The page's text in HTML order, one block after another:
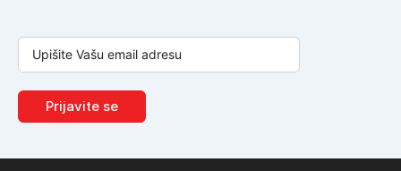
Prijavite se